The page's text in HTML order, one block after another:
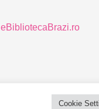
eBibliotecaBrazi.ro
Cookie